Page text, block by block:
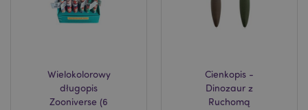
Wielokolorowy
długopis
Zooniverse (6
Cienkopis -
Dinozaur z
Ruchomą